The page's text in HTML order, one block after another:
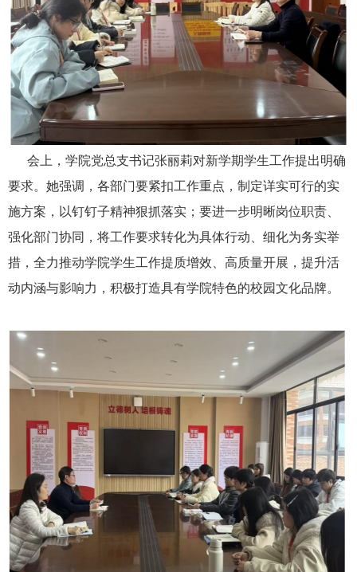
会上，学院党总支书记张丽莉对新学期学生工作提出明确
要求。她强调，各部门要紧扣工作重点，制定详实可行的实
施方案，以钉钉子精神狠抓落实；要进一步明晰岗位职责、
强化部门协同，将工作要求转化为具体行动、细化为务实举
措，全力推动学院学生工作提质增效、高质量开展，提升活
动内涵与影响力，积极打造具有学院特色的校园文化品牌。